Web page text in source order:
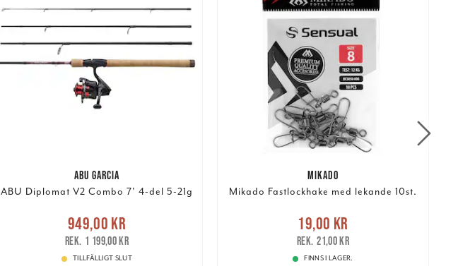
ABU GARCIA
ABU Diplomat V2 Combo 7' 4-del 5-21g
Nuvarande pris
949,00 krTidigare pris
1 199,00 kr
949,00 kr
1 199,00 kr
TILLFÄLLIGT SLUT
MIKADO
Mikado Fastlockhake med lekande 10st.
Nuvarande pris :19,00 kr
pris:21,00 kr
19,00 kr
21,00 kr
FINNS I LAGER.